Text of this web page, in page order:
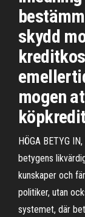
skydd
mogen
HÖGA BETYG
betygens
kunskaper och
politiker, utan
systemet, där